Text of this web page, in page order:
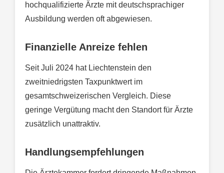
hochqualifizierte Ärzte mit deutschsprachiger
Ausbildung werden oft abgewiesen.
Finanzielle Anreize fehlen
Seit Juli 2024 hat Liechtenstein den
zweitniedrigsten Taxpunktwert im
gesamtschweizerischen Vergleich. Diese
geringe Vergütung macht den Standort für Ärzte
zusätzlich unattraktiv.
Handlungsempfehlungen